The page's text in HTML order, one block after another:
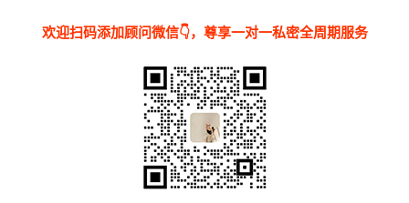
欢迎扫码添加顾问微信👇，尊享一对一私密全周期服务